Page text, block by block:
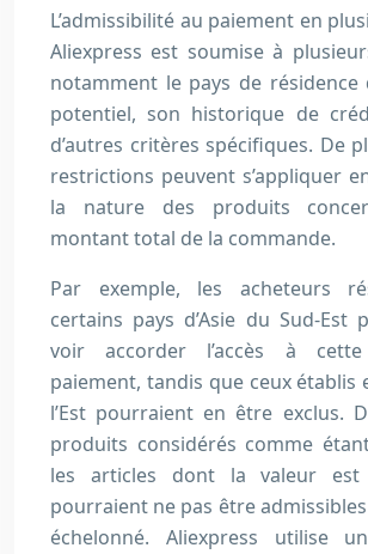
L’admissibilité au paiement en
Aliexpress est soumise à
notamment le pays de résidence
potentiel, son historique de
d’autres critères spécifiques. De
restrictions peuvent s’appliquer
la nature des produits
montant total de la commande.
Par exemple, les acheteurs
certains pays d’Asie du Sud-Est
voir accorder l’accès à
paiement, tandis que ceux établis
l’Est pourraient en être exclus.
produits considérés comme
les articles dont la valeur
pourraient ne pas être
échelonné. Aliexpress utilise